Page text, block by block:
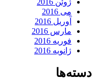
می 2016
آوریل 2016
مارس 2016
فوریه 2016
ژانویه 2016
دسته‌ها